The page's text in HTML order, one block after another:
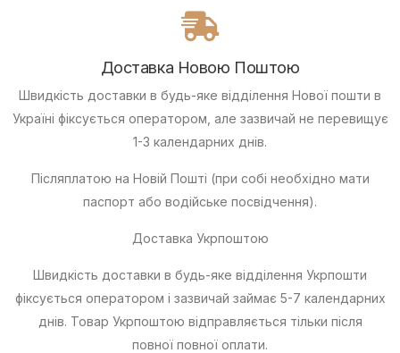
Доставка Новою Поштою
Швидкість доставки в будь-яке відділення Нової пошти в
Україні фіксується оператором, але зазвичай не перевищує
1-3 календарних днів.
Післяплатою на Новій Пошті (при собі необхідно мати
паспорт або водійське посвідчення).
Доставка Укрпоштою
Швидкість доставки в будь-яке відділення Укрпошти
фіксується оператором і зазвичай займає 5-7 календарних
днів. Товар Укрпоштою відправляється тільки після
повної повної оплати.